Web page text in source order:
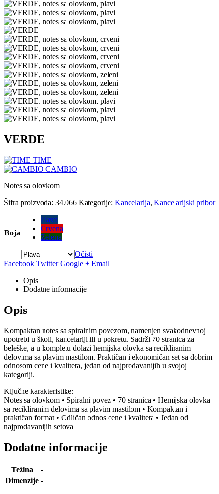
VERDE
TIME
CAMBIO
Notes sa olovkom
Šifra proizvoda: 34.066 Kategorije: Kancelarija, Kancelarijski pribor
Boja
Plava
Crvena
Zelena
Očisti
Facebook Twitter Google + Email
Opis
Dodatne informacije
Opis
Kompaktan notes sa spiralnim povezom, namenjen svakodnevnoj
upotrebi u školi, kancelariji ili u pokretu. Sadrži 70 stranica za
beleške, a u kompletu dolazi hemijska olovka sa recikliranim
delovima sa plavim mastilom. Praktičan i ekonomičan set sa dobrim
odnosom cene i kvaliteta, jedan od najprodavanijih u svojoj
kategoriji.
Ključne karakteristike:
Notes sa olovkom • Spiralni povez • 70 stranica • Hemijska olovka
sa recikliranim delovima sa plavim mastilom • Kompaktan i
praktičan format • Odličan odnos cene i kvaliteta • Jedan od
najprodavanijih setova
Dodatne informacije
Težina
-
Dimenzije -